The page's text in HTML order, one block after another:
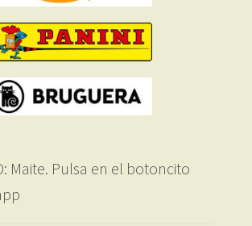
Maite. Pulsa en el botoncito